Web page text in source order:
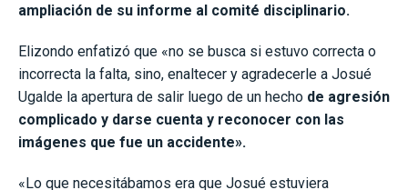
ampliación de su informe al comité disciplinario.
Elizondo enfatizó que «no se busca si estuvo correcta o
incorrecta la falta, sino, enaltecer y agradecerle a Josué
Ugalde la apertura de salir luego de un hecho de agresión
complicado y darse cuenta y reconocer con las
imágenes que fue un accidente».
«Lo que necesitábamos era que Josué estuviera